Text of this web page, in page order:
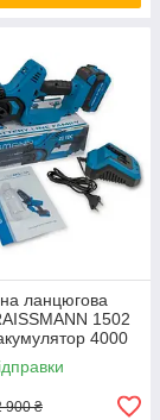
ланцюгова
1502
4000
пристрій)
900 ₴